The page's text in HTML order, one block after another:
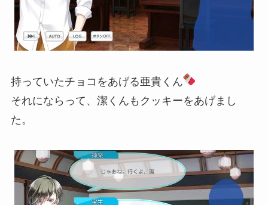
持っていたチョコをあげる亜貴くん
それにならって、潔くんもクッキーをあげまし
た。